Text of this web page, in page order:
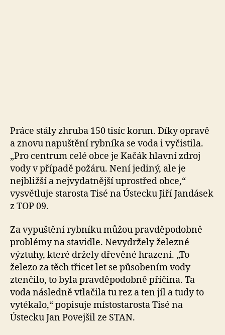
Práce stály zhruba 150 tisíc korun. Díky opravě
a znovu napuštění rybníka se voda i vyčistila.
„Pro centrum celé obce je Kačák hlavní zdroj
vody v případě požáru. Není jediný, ale je
nejbližší a nejvydatnější uprostřed obce,“
vysvětluje starosta Tisé na Ústecku Jiří Jandásek
z TOP 09.
Za vypuštění rybníku můžou pravděpodobně
problémy na stavidle. Nevydržely železné
výztuhy, které držely dřevěné hrazení. „To
železo za těch třicet let se působením vody
ztenčilo, to byla pravděpodobně příčina. Ta
voda následně vtlačila tu rez a ten jíl a tudy to
vytékalo,“ popisuje místostarosta Tisé na
Ústecku Jan Povejšil ze STAN.